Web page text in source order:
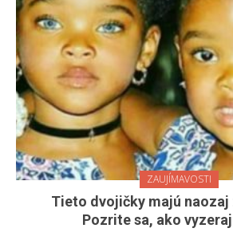
ZAUJÍMAVOSTI
Tieto dvojičky majú naozaj
Pozrite sa, ako